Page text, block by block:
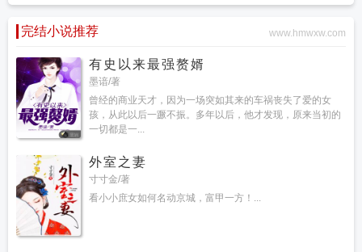
完结小说推荐 www.hmwxw.com
有史以来最强赘婿
墨谙/著
曾经的商业天才，因为一场突如其来的车祸丧失了爱的女
孩，从此以后一蹶不振。多年以后，他才发现，原来当初的
一切都是一...
外室之妻
寸寸金/著
看小小庶女如何名动京城，富甲一方！...